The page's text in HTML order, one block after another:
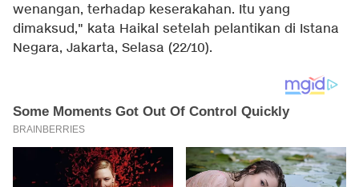
wenangan, terhadap keserakahan. Itu yang
dimaksud," kata Haikal setelah pelantikan di Istana
Negara, Jakarta, Selasa (22/10).